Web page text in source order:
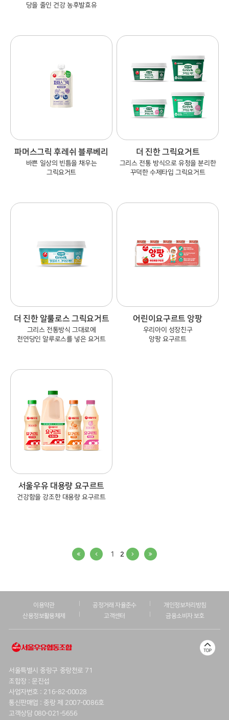
당을 줄인 건강 농후발효유
파머스그릭 후레쉬 블루베리
바쁜 일상의 빈틈을 채우는
그릭요거트
더 진한 그릭요거트
그리스 전통 방식으로 유청을 분리한
꾸덕한 수제타입 그릭요거트
더 진한 알룰로스 그릭요거트
그리스 전통방식 그대로에
천연당인 알루로스를 넣은 요거트
어린이요구르트 앙팡
우리아이 성장친구
앙팡 요구르트
서울우유 대용량 요구르트
건강함을 강조한 대용량 요구르트
1 2
이용약관 공정거래 자율준수
개인정보처리방침
산용정보활용체제
고객센터 금융소비자 보호
서울특별시 중랑구 중랑천로 71
조합장 : 문진섭
사업자번호 : 216-82-00028
통신판매업 : 중랑 제 2007-0086호
고객상담 080-021-5656